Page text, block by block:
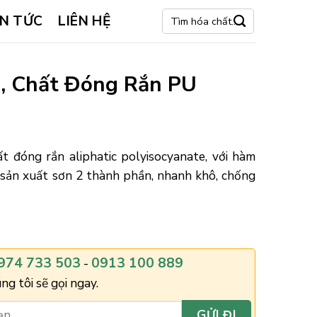
TỨC LIÊN HỆ
Tìm
kiếm:
Chất Đóng Rắn PU
đóng rắn aliphatic polyisocyanate, với hàm
xuất sơn 2 thành phần, nhanh khô, chống
733 503 - 0913 100 889
tôi sẽ gọi ngay.